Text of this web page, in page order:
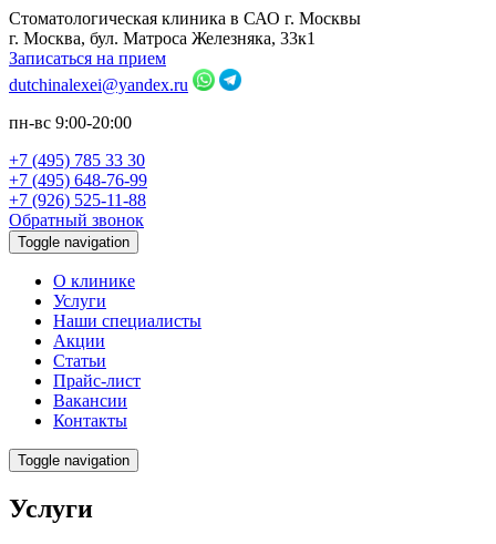
Стоматологическая клиника в САО г. Москвы
г. Москва, бул. Матроса Железняка, 33к1
Записаться на прием
dutchinalexei@yandex.ru
пн-вс 9:00-20:00
+7 (495) 785 33 30
+7 (495) 648-76-99
+7 (926) 525-11-88
Обратный звонок
Toggle navigation
О клинике
Услуги
Наши специалисты
Акции
Статьи
Прайс-лист
Вакансии
Контакты
Toggle navigation
Услуги